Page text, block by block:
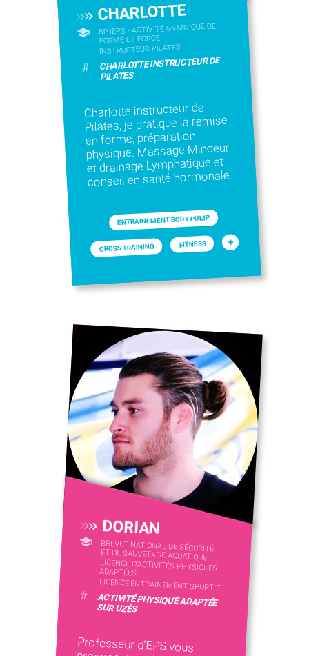
CHARLOTTE
BPJEPS - ACTIVITÉ GYMNIQUE DE
FORME ET FORCE
INSTRUCTEUR PILATES
# CHARLOTTE INSTRUCTEUR DE
PILATES
Charlotte instructeur de
Pilates, je pratique la remise
en forme, préparation
physique. Massage Minceur
et drainage Lymphatique et
conseil en santé hormonale.
ENTRAINEMENT BODY PUMP
CROSS TRAINING FITNESS +
DORIAN
BREVET NATIONAL DE SÉCURITÉ
ET DE SAUVETAGE AQUATIQUE
LICENCE D’ACTIVITÉS PHYSIQUES
ADAPTÉES
LICENCE ENTRAINEMENT SPORTIF
# ACTIVITÉ PHYSIQUE ADAPTÉE
SUR UZÈS
Professeur d'EPS vous
propose des séances
d'activité physique adaptée
sur Uzès et ses alentours.
Spécialisé dans le domaine
du Sport Santé depuis 10